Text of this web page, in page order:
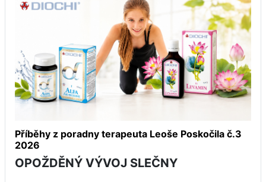
Příběhy z poradny terapeuta Leoše Poskočila č.3
2026
OPOŽDĚNÝ VÝVOJ SLEČNY